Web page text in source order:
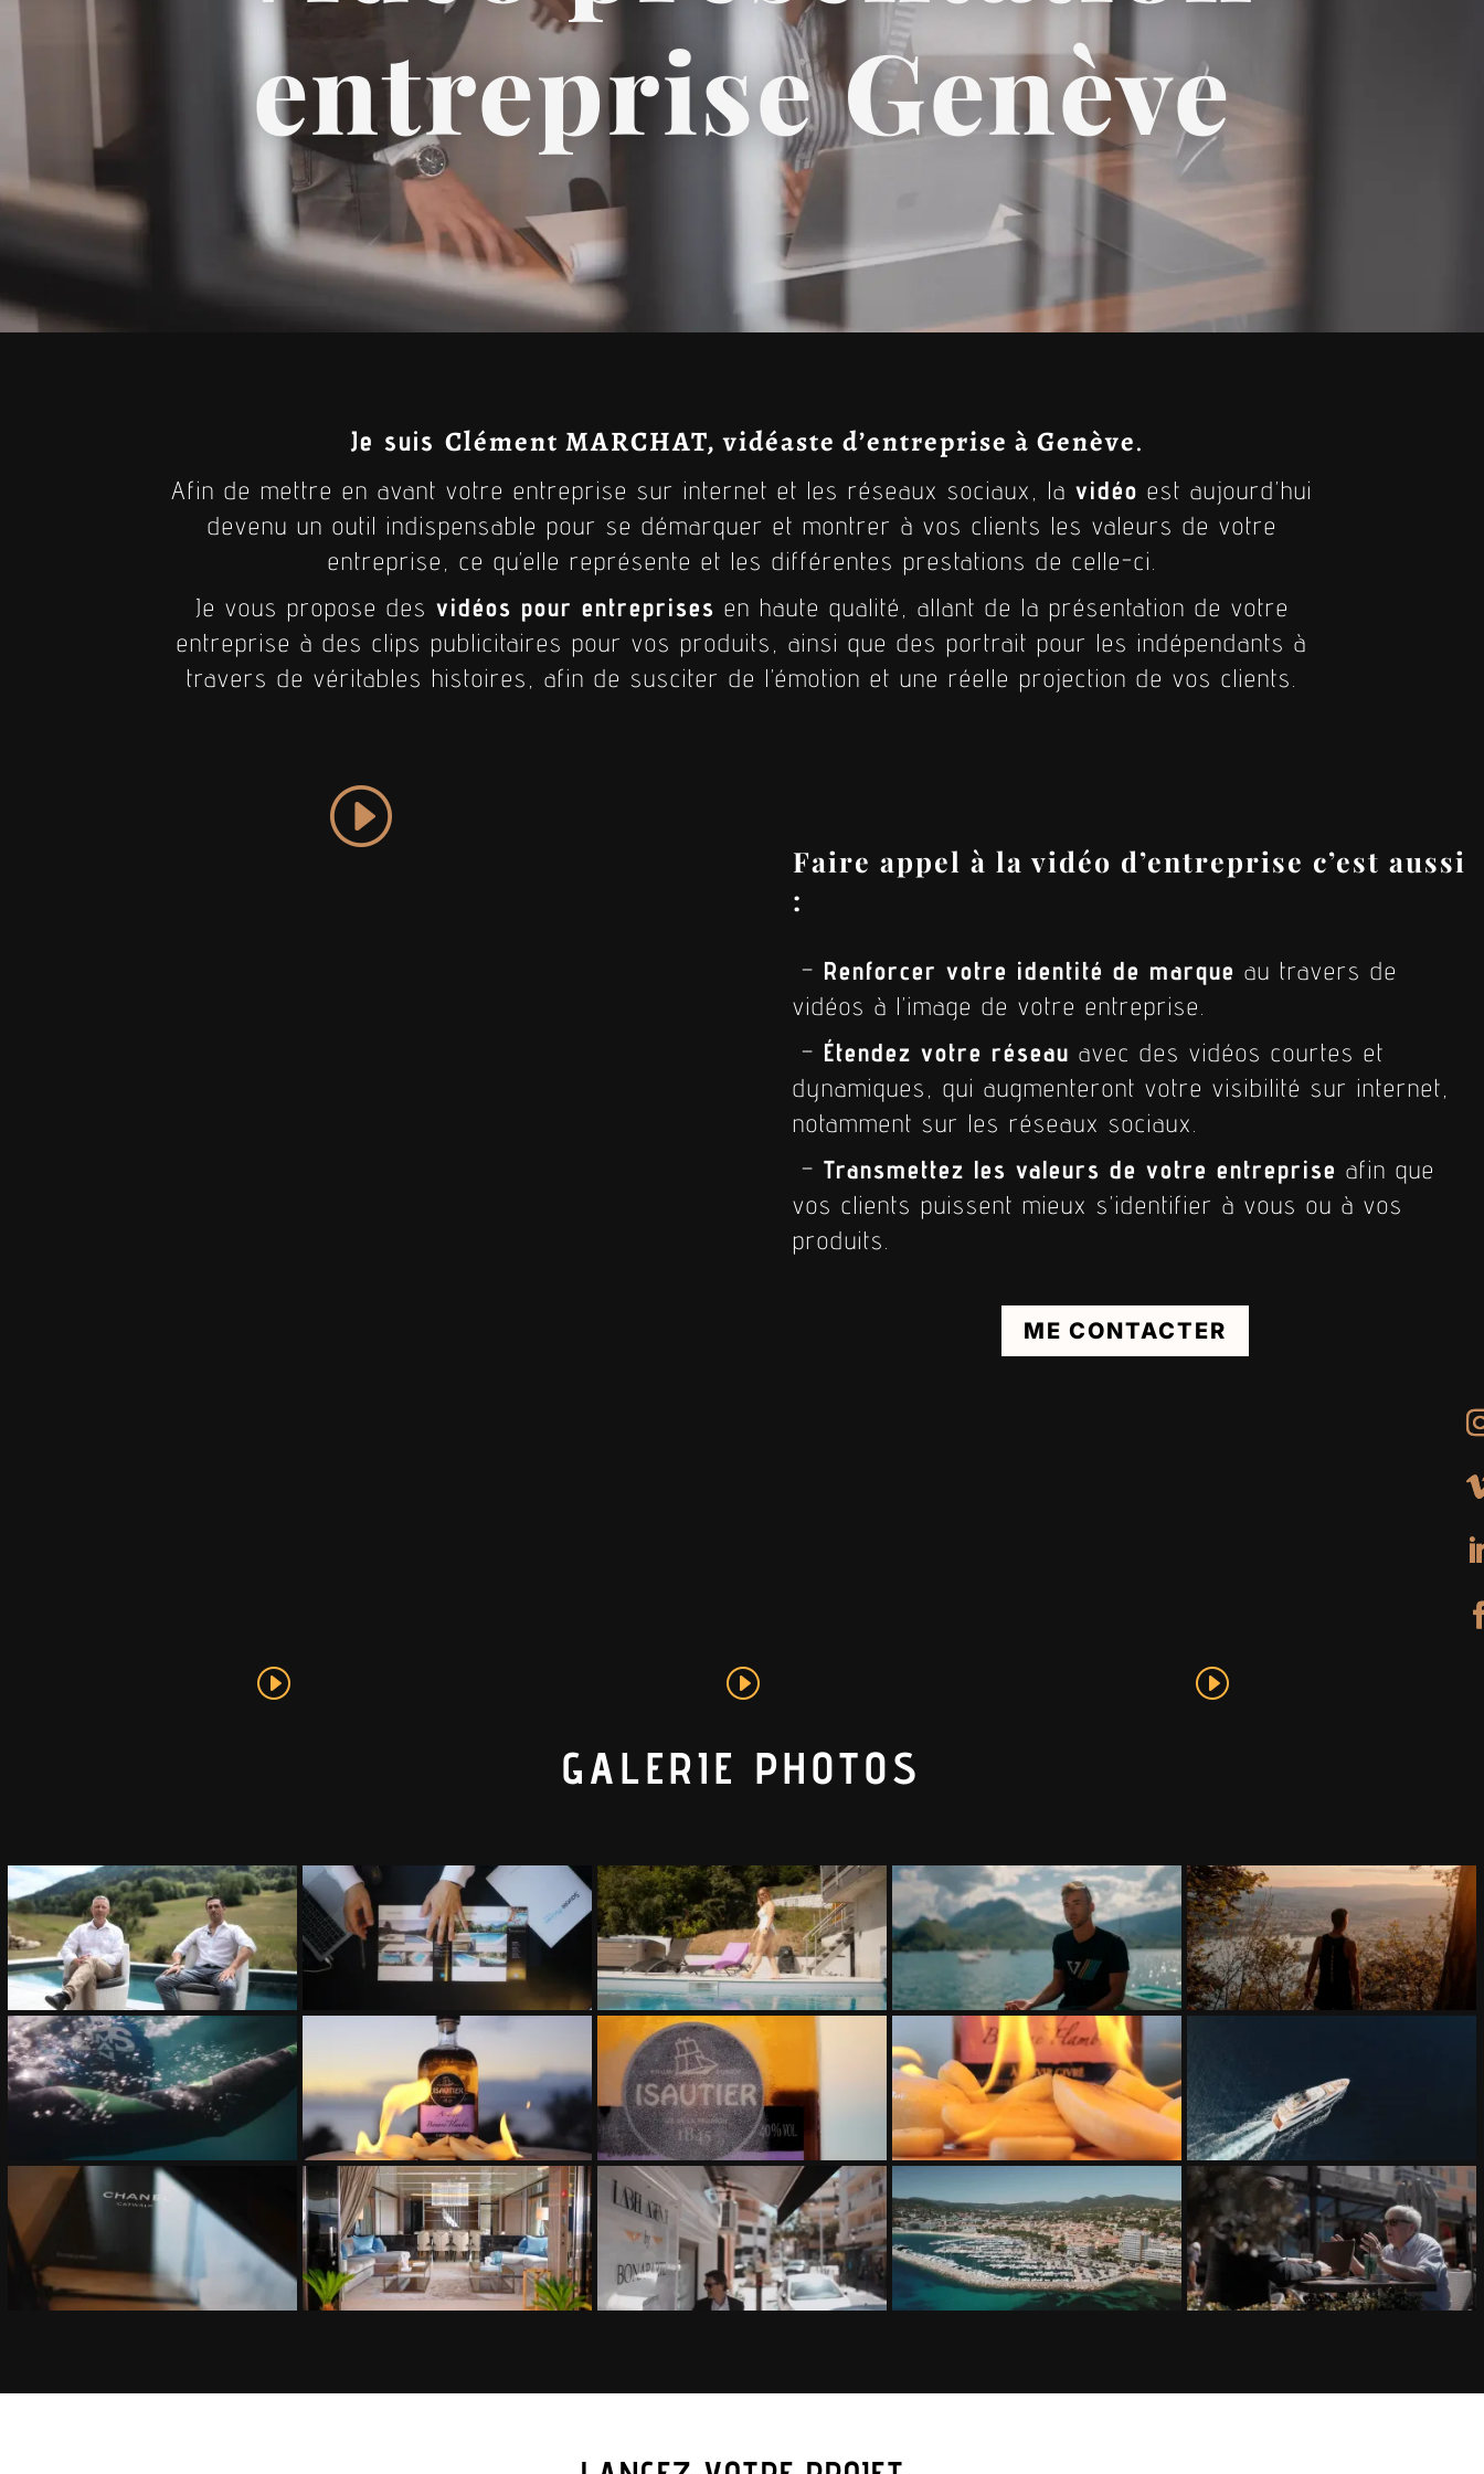
entreprise Genève
Je suis Clément MARCHAT, vidéaste d’entreprise à Genève.
Afin de mettre en avant votre entreprise sur internet et les réseaux sociaux, la vidéo est aujourd’hui
devenu un outil indispensable pour se démarquer et montrer à vos clients les valeurs de votre
entreprise, ce qu’elle représente et les différentes prestations de celle-ci.
Je vous propose des vidéos pour entreprises en haute qualité, allant de la présentation de votre
entreprise à des clips publicitaires pour vos produits, ainsi que des portrait pour les indépendants à
travers de véritables histoires, afin de susciter de l’émotion et une réelle projection de vos clients.
Faire appel à la vidéo d’entreprise c’est aussi
:
– Renforcer votre identité de marque au travers de
vidéos à l’image de votre entreprise.
– Étendez votre réseauavec des vidéos courtes et
dynamiques, qui augmenteront votre visibilité sur internet,
notamment sur les réseaux sociaux.
–Transmettez les valeurs de votre entrepriseafin que
vos clients puissent mieux s’identifier à vous ou à vos
produits.
ME CONTACTER
GALERIE PHOTOS